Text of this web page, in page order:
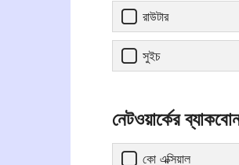
রাউটার
সুইচ
নেটওয়ার্কের
কো এক্সিয়াল